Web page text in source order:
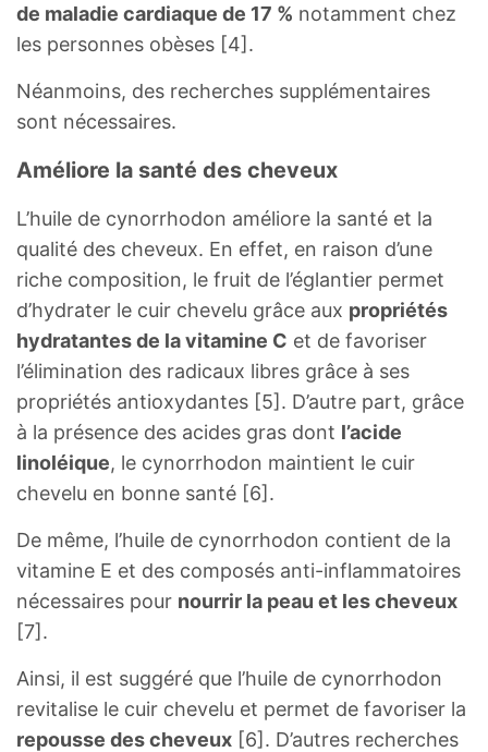
de maladie cardiaque de 17 % notamment chez
les personnes obèses [4].
Néanmoins, des recherches supplémentaires
sont nécessaires.
Améliore la santé des cheveux
L’huile de cynorrhodon améliore la santé et la
qualité des cheveux. En effet, en raison d’une
riche composition, le fruit de l’églantier permet
d’hydrater le cuir chevelu grâce aux propriétés
hydratantes de la vitamine C et de favoriser
l’élimination des radicaux libres grâce à ses
propriétés antioxydantes [5]. D’autre part, grâce
à la présence des acides gras dont l’acide
linoléique, le cynorrhodon maintient le cuir
chevelu en bonne santé [6].
De même, l’huile de cynorrhodon contient de la
vitamine E et des composés anti-inflammatoires
nécessaires pour nourrir la peau et les cheveux
[7].
Ainsi, il est suggéré que l’huile de cynorrhodon
revitalise le cuir chevelu et permet de favoriser la
repousse des cheveux [6]. D’autres recherches